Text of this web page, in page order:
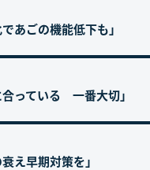
あごの機能低下も」
っている 一番大切」
え早期対策を」